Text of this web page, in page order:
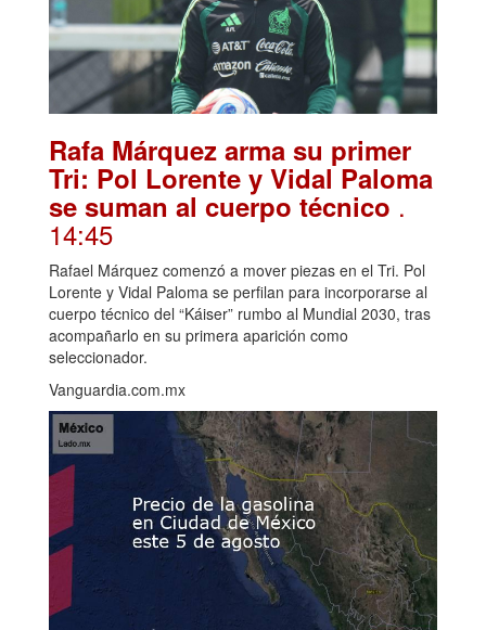
Rafa Márquez arma su primer
Tri: Pol Lorente y Vidal Paloma
se suman al cuerpo técnico .
14:45
Rafael Márquez comenzó a mover piezas en el Tri. Pol
Lorente y Vidal Paloma se perfilan para incorporarse al
cuerpo técnico del “Káiser” rumbo al Mundial 2030, tras
acompañarlo en su primera aparición como
seleccionador.
Vanguardia.com.mx